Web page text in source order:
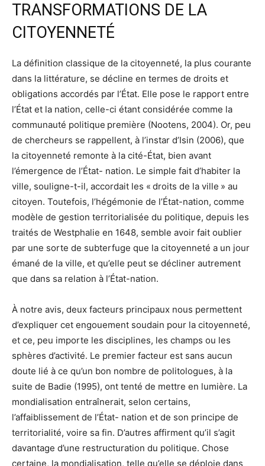
TRANSFORMATIONS DE LA
CITOYENNETÉ
La définition classique de la citoyenneté, la plus courante
dans la littérature, se décline en termes de droits et
obligations accordés par l’État. Elle pose le rapport entre
l’État et la nation, celle-ci étant considérée comme la
communauté politique première (Nootens, 2004). Or, peu
de chercheurs se rappellent, à l’instar d’Isin (2006), que
la citoyenneté remonte à la cité-État, bien avant
l’émergence de l’État- nation. Le simple fait d’habiter la
ville, souligne-t-il, accordait les « droits de la ville » au
citoyen. Toutefois, l’hégémonie de l’État-nation, comme
modèle de gestion territorialisée du politique, depuis les
traités de Westphalie en 1648, semble avoir fait oublier
par une sorte de subterfuge que la citoyenneté a un jour
émané de la ville, et qu’elle peut se décliner autrement
que dans sa relation à l’État-nation.
À notre avis, deux facteurs principaux nous permettent
d’expliquer cet engouement soudain pour la citoyenneté,
et ce, peu importe les disciplines, les champs ou les
sphères d’activité. Le premier facteur est sans aucun
doute lié à ce qu’un bon nombre de politologues, à la
suite de Badie (1995), ont tenté de mettre en lumière. La
mondialisation entraînerait, selon certains,
l’affaiblissement de l’État- nation et de son principe de
territorialité, voire sa fin. D’autres affirment qu’il s’agit
davantage d’une restructuration du politique. Chose
certaine, la mondialisation, telle qu’elle se déploie dans